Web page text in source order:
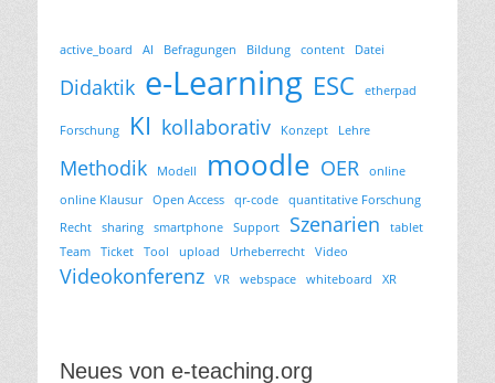
active_board AI Befragungen Bildung content Datei
Didaktik e-Learning ESC etherpad
Forschung KI kollaborativ Konzept Lehre
Methodik Modell moodle OER
online
online Klausur
Open Access qr-code
quantitative Forschung
Recht
sharing smartphone Support Szenarien
tablet
Team
Ticket Tool upload Urheberrecht Video
Videokonferenz VR webspace whiteboard XR
Neues von e-teaching.org